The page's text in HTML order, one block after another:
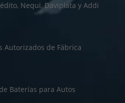
Nequi, Daviplata y Addi
Autorizados de Fábrica
Baterías para Autos